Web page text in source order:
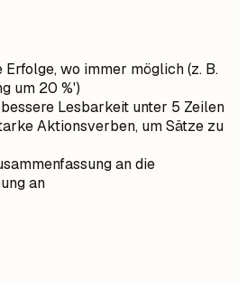
Erfolge, wo immer möglich (z. B.
um 20 %')
Lesbarkeit unter 5 Zeilen
Aktionsverben, um Sätze zu
an die
an